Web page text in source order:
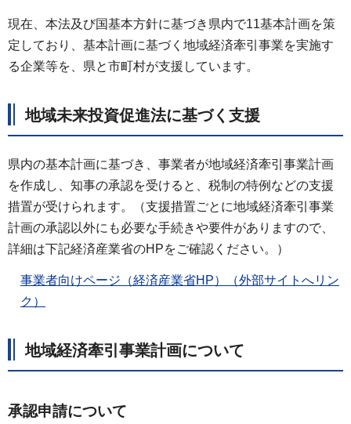
現在、本法及び国基本方針に基づき県内で11基本計画を策
定しており、基本計画に基づく地域経済牽引事業を実施す
る企業等を、県と市町村が支援しています。
地域未来投資促進法に基づく支援
県内の基本計画に基づき、事業者が地域経済牽引事業計画
を作成し、知事の承認を受けると、税制の特例などの支援
措置が受けられます。（支援措置ごとに地域経済牽引事業
計画の承認以外にも必要な手続きや要件がありますので、
詳細は下記経済産業省のHPをご確認ください。）
事業者向けページ（経済産業省HP）（外部サイトへリン
ク）
地域経済牽引事業計画について
承認申請について